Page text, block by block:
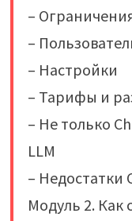
–
–
– Настройки
– Тарифы и
– Не только
LLM
– Недостатки
Модуль 2. Как